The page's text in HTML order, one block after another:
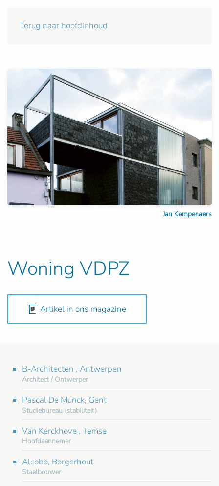
Terug naar hoofdinhoud
Jan Kempenaers
Woning VDPZ
Artikel in ons magazine
B-Architecten , Antwerpen
Architect / Ontwerper
Pascal De Munck, Gent
Studiebureau (stabiliteit)
Van Kerckhove , Temse
Hoofdaannemer
Alcobo, Borgerhout
Staalbouwer